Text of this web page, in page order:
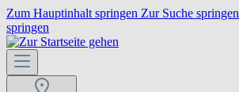
Zum Hauptinhalt springen Zur Suche springen
springen